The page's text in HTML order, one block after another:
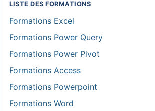
LISTE DES FORMATIONS
Formations Excel
Formations Power Query
Formations Power Pivot
Formations Access
Formations Powerpoint
Formations Word